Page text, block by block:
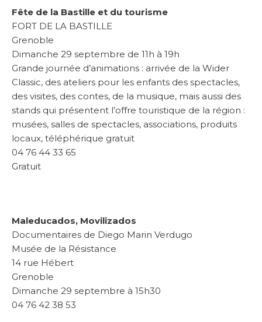
Fête de la Bastille et du tourisme
FORT DE LA BASTILLE
Grenoble
Dimanche 29 septembre de 11h à 19h
Grande journée d’animations : arrivée de la Wider
Classic, des ateliers pour les enfants des spectacles,
des visites, des contes, de la musique, mais aussi des
stands qui présentent l’offre touristique de la région :
musées, salles de spectacles, associations, produits
locaux, téléphérique gratuit
04 76 44 33 65
Gratuit
Maleducados, Movilizados
Documentaires de Diego Marin Verdugo
Musée de la Résistance
14 rue Hébert
Grenoble
Dimanche 29 septembre à 15h30
04 76 42 38 53